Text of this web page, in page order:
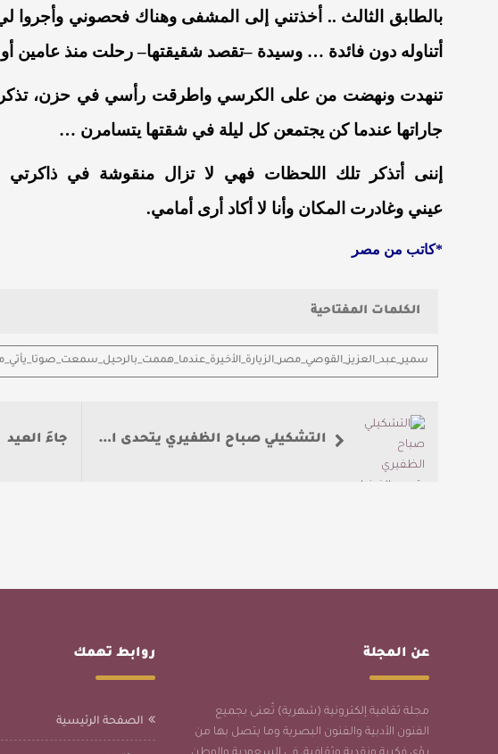
بالطابق
الثالث .. أخذتني إلى المشفى وهناك فحصوني وأجروا
أتناوله دون فائدة … وسيدة –تقصد شقيقتها–رحلت منذ عامين أو
تنهدت ونهضت من على الكرسي واطرقت رأسي في حزن،
جاراتها عندما كن يجتمعن كل ليلة في شقتها يتسامرن …
إننى أتذكر تلك اللحظات فهي لا تزال منقوشة في ذاكرتي
عيني وغادرت المكان وأنا لا أكاد أرى أمامي.
*كاتب من مصر
الكلمات المفتاحية
التشكيلي صباح الظفيري يتحدى الفيزياء جاءَ العيد
عن المجلة
مجلة ثقافية إلكترونية (شهرية) تُعنى بجميع
الفنون الأدبية والفنون البصرية وما يتصل بها من
روابط تهمك
الصفحة الرئيسية